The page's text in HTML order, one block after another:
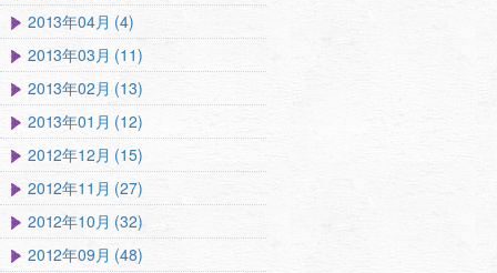
2013年04月 (4)
2013年03月 (11)
2013年02月 (13)
2013年01月 (12)
2012年12月 (15)
2012年11月 (27)
2012年10月 (32)
2012年09月 (48)